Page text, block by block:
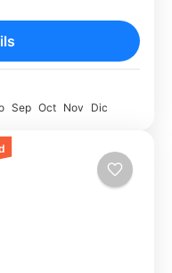
la “ciudad
históricas,
Sep Oct Nov Dic